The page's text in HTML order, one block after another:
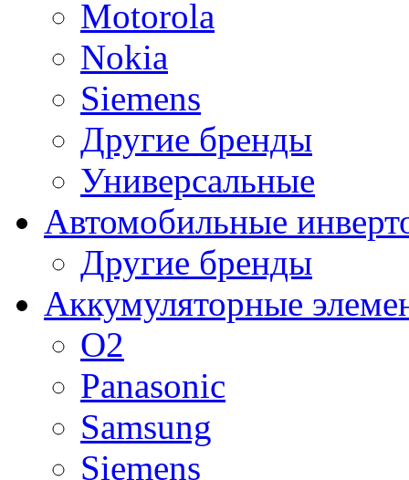
Motorola
Nokia
Siemens
Другие бренды
Универсальные
Автомобильные
Другие бренды
Аккумуляторные
O2
Panasonic
Samsung
Siemens